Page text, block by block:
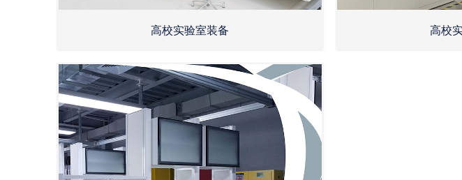
高校实验室装备 高校